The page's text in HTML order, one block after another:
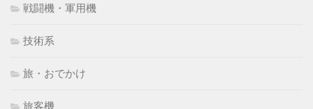
戦闘機・軍用機
技術系
旅・おでかけ
旅客機